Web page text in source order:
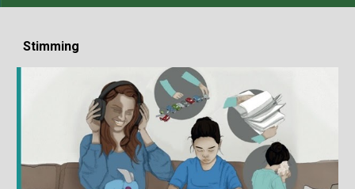
Stimming